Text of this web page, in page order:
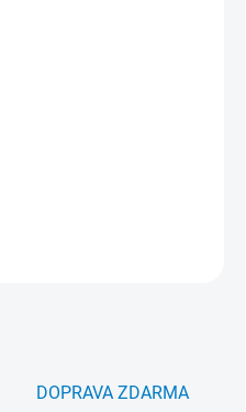
DOPRAVA ZDARMA